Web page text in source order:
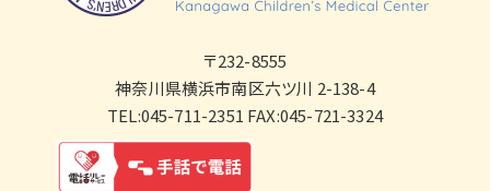
〒232-8555
神奈川県横浜市南区六ツ川 2-138-4
TEL:045-711-2351 FAX:045-721-3324